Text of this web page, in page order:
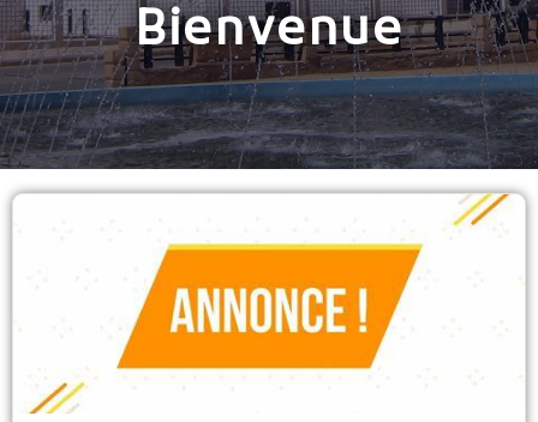
Bienvenue